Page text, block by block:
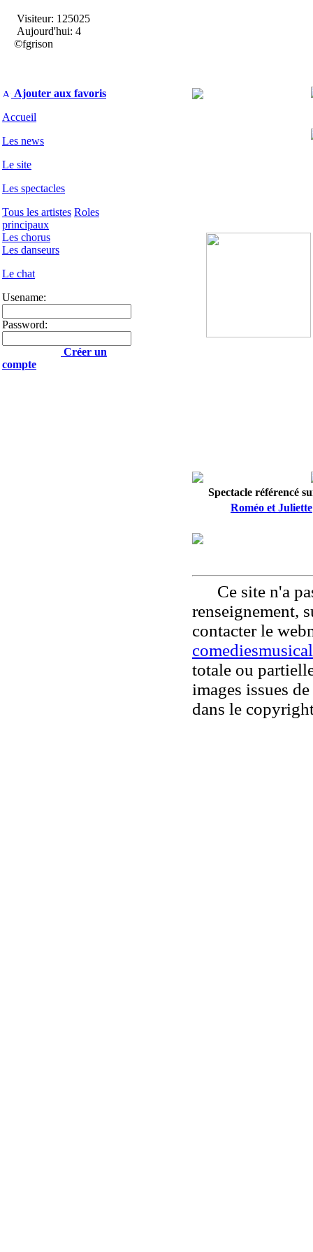
Visiteur: 125025
Aujourd'hui: 4
©fgrison
Ajouter aux favoris
Accueil
Les news
Le site
Les spectacles
Tous les artistes Roles
principaux
Les chorus
Les danseurs
Le chat
Usename:
Password:
Créer un
compte
Spectacle référencé
Roméo et Juliette
Ce site n'a
renseignement,
contacter le
totale ou
images issues
dans le